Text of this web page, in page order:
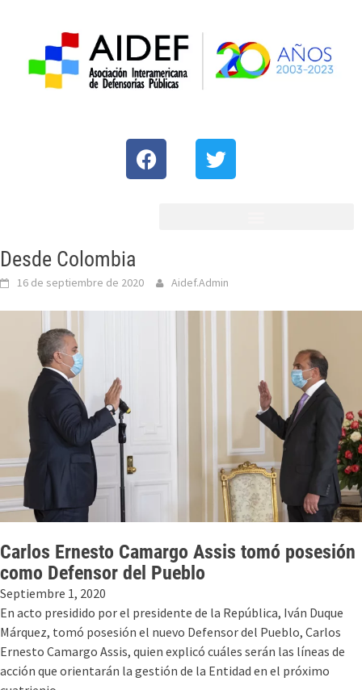
Desde Colombia
16 de septiembre de 2020 Aidef.Admin
Carlos Ernesto Camargo Assis tomó posesión
como Defensor del Pueblo
Septiembre 1, 2020
En acto presidido por el presidente de la República, Iván Duque
Márquez, tomó posesión el nuevo Defensor del Pueblo, Carlos
Ernesto Camargo Assis, quien explicó cuáles serán las líneas de
acción que orientarán la gestión de la Entidad en el próximo